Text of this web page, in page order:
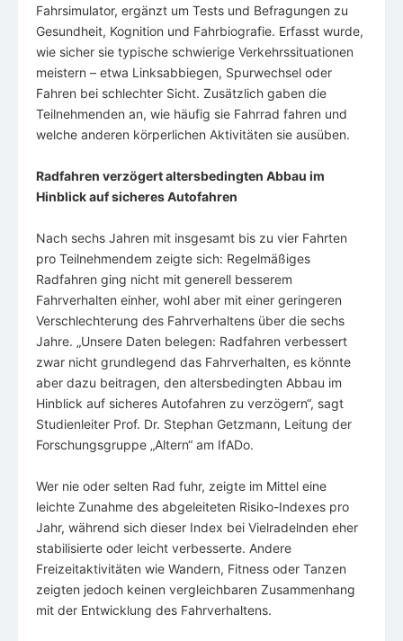
Fahrsimulator, ergänzt um Tests und Befragungen zu
Gesundheit, Kognition und Fahrbiografie. Erfasst wurde,
wie sicher sie typische schwierige Verkehrssituationen
meistern – etwa Linksabbiegen, Spurwechsel oder
Fahren bei schlechter Sicht. Zusätzlich gaben die
Teilnehmenden an, wie häufig sie Fahrrad fahren und
welche anderen körperlichen Aktivitäten sie ausüben.
Radfahren verzögert altersbedingten Abbau im
Hinblick auf sicheres Autofahren
Nach sechs Jahren mit insgesamt bis zu vier Fahrten
pro Teilnehmendem zeigte sich: Regelmäßiges
Radfahren ging nicht mit generell besserem
Fahrverhalten einher, wohl aber mit einer geringeren
Verschlechterung des Fahrverhaltens über die sechs
Jahre. „Unsere Daten belegen: Radfahren verbessert
zwar nicht grundlegend das Fahrverhalten, es könnte
aber dazu beitragen, den altersbedingten Abbau im
Hinblick auf sicheres Autofahren zu verzögern“, sagt
Studienleiter Prof. Dr. Stephan Getzmann, Leitung der
Forschungsgruppe „Altern“ am IfADo.
Wer nie oder selten Rad fuhr, zeigte im Mittel eine
leichte Zunahme des abgeleiteten Risiko-Indexes pro
Jahr, während sich dieser Index bei Vielradelnden eher
stabilisierte oder leicht verbesserte. Andere
Freizeitaktivitäten wie Wandern, Fitness oder Tanzen
zeigten jedoch keinen vergleichbaren Zusammenhang
mit der Entwicklung des Fahrverhaltens.